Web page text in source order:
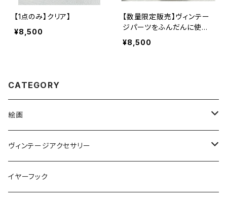
【1点のみ】クリア】
¥8,500
【数量限定販売】ヴィンテー
ジパーツをふんだんに使っ
たイヤーフック
¥8,500
CATEGORY
絵画
絵画ピアス
ヴィンテージアクセサリー
ヴィンテージネックレス
イヤーフック